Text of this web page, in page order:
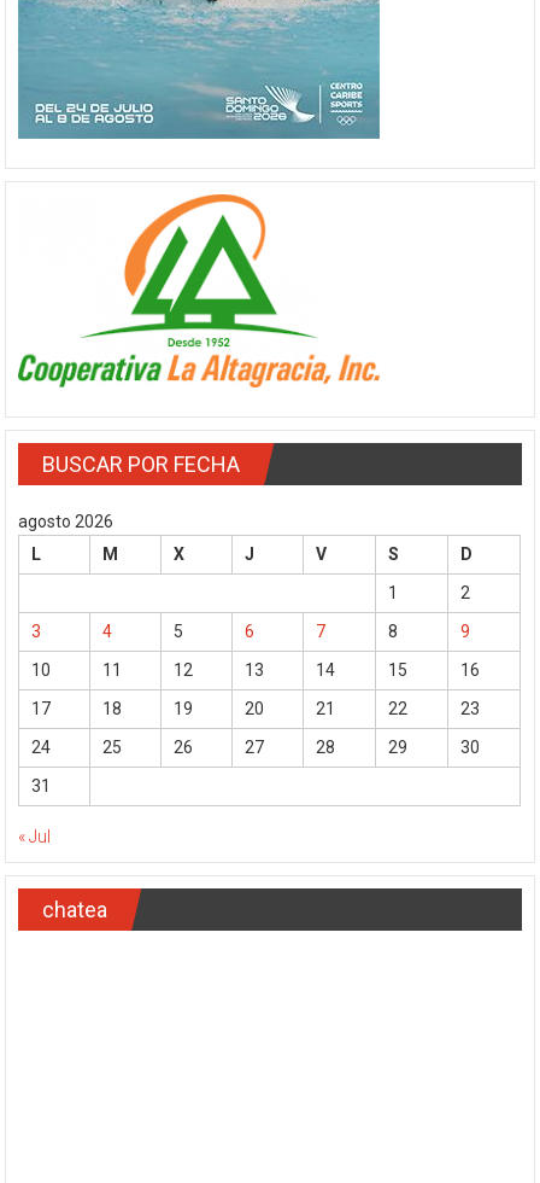
BUSCAR POR FECHA
agosto 2026
L
M X J V S
D
1
2
3
4 5 6 7 8
9
10
11 12 13 14 15
16
17
18 19 20 21 22
23
24
25 26 27 28 29
30
31
« Jul
chatea